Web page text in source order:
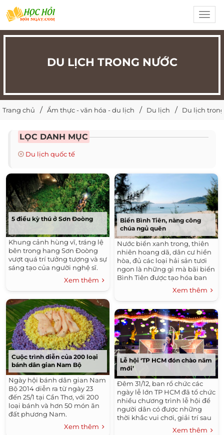
DU LỊCH TRONG NƯỚC
Trang chủ Ẩm thực - văn hóa - du lịch Du lịch Du lịch
LỌC DANH MỤC
Du lịch quốc tế
5 điều kỳ thú ở Sơn Đoòng
Khung cảnh hùng vĩ, tráng lệ
bên trong hang Sơn Đoòng
vượt quá trí tưởng tượng và sự
sáng tạo của người nghệ sĩ.
Xem thêm
Cuộc trình diễn của 200 loại
bánh dân gian Nam Bộ
Ngày hội bánh dân gian Nam
Bộ 2014 diễn ra từ ngày 23
đến 25/1 tại Cần Thơ, với 200
loại bánh và hơn 50 món ăn
đất phương Nam.
Xem thêm
Biển Bình Tiên, nàng công
chúa ngủ quên
Nước biển xanh trong, thiên
nhiên hoang dã, dân cư hiền
hòa, đủ các loại hải sản tươi
ngon là những gì mà bãi biển
Bình Tiên được tạo hóa ban
Xem thêm
Lễ hội ‘TP HCM đón chào năm
mới’
Đêm 31/12, ban rổ chức các
ngày lễ lớn TP HCM đã tổ chức
nhiều chương trình lễ hội để
người dân có được những
thời khắc vui chơi, giải trí sau
một năm làm việc căng
Xem thêm